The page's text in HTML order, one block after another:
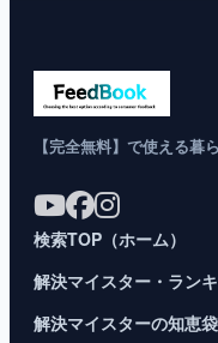
【完全無料】で使える暮
検索TOP（ホーム）
解決マイスター・ラン
解決マイスターの知恵袋